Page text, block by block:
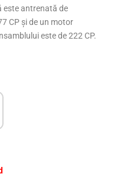
este antrenată de
CP și de un motor
este de 222 CP.